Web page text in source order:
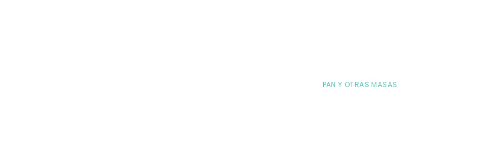
PAN Y OTRAS MASAS